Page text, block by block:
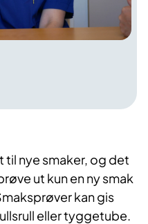
til nye smaker, og det
ut kun en ny smak
kan gis
eller tyggetube.